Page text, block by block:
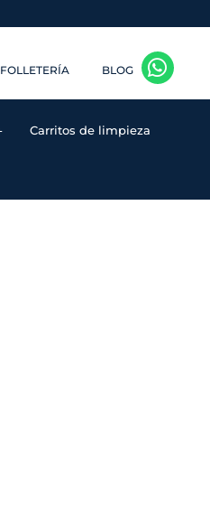
FOLLETERÍA BLOG
Carritos de limpieza